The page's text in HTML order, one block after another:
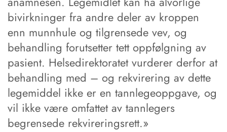
bivirkninger fra andre deler av kroppen
enn munnhule og tilgrensede vev, og
behandling forutsetter tett oppfølgning av
pasient. Helsedirektoratet vurderer derfor at
behandling med – og rekvirering av dette
legemiddel ikke er en tannlegeoppgave, og
vil ikke være omfattet av tannlegers
begrensede rekvireringsrett.»